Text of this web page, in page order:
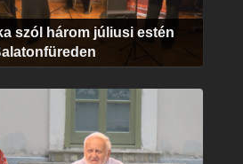
szól három júliusi estén